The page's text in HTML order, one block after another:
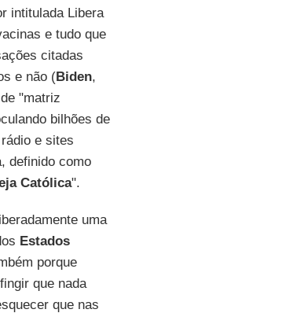
intitulada Libera
e tudo que
citadas
e não (Biden,
"matriz
bilhões de
e sites
definido como
Católica".
uma
Estados
porque
que nada
que nas